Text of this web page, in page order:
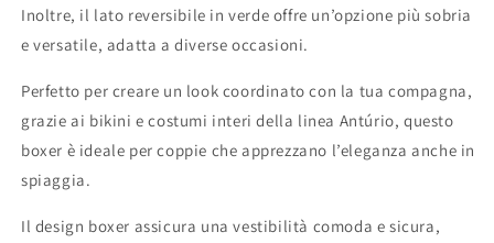
Inoltre, il lato reversibile inverde offre un’opzione piùsobria
eversatile, adattaadiverseoccasioni.
Perfetto per creare un look coordinatocon la tuacompagna,
grazieai bikiniecostumi interidella linea Antúrio,questo
boxer è ideale percoppie cheapprezzano l’eleganzaanche in
spiaggia.
Il design boxer assicura unavestibilità comoda esicura,